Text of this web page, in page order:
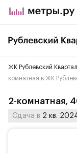
ЖК Рублевский Квартал
комнатная в ЖК
2-комнатная,
Сдача в 2 кв.